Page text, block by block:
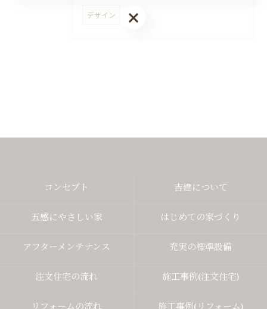
デザイン
コンセプト 吉建について
五感にやさしい家 はじめての家づくり
アフターメンテナンス 充実の標準設備
注文住宅の流れ 施工事例(注文住宅)
資料請求・お問い合わせ